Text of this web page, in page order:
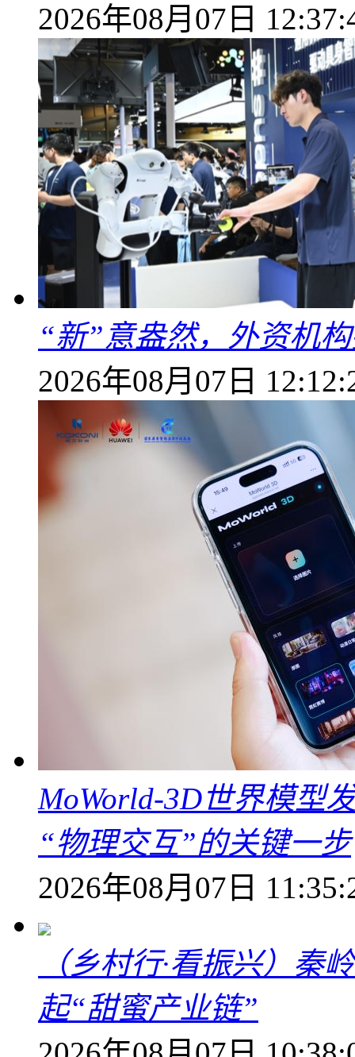
2026年08月07日
“新”意盎然，外资机
2026年08月07日
MoWorld-3D世界模型
“物理交互”的关键一步
2026年08月07日
（乡村行·看振兴）秦
起“甜蜜产业链”